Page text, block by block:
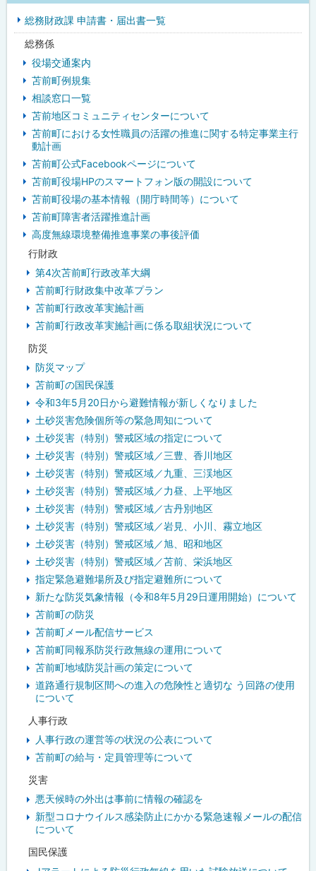
ド 総務財政課 申請書・届出書一覧
総務係
役場交通案内
苫前町例規集
相談窓口一覧
苫前地区コミュニティセンターについて
苫前町における女性職員の活躍の推進に関する特定事業主行
動計画
苫前町公式Facebookページについて
苫前町役場HPのスマートフォン版の開設について
苫前町役場の基本情報（開庁時間等）について
苫前町障害者活躍推進計画
高度無線環境整備推進事業の事後評価
行財政
第4次苫前町行政改革大綱
苫前町行財政集中改革プラン
苫前町行政改革実施計画
苫前町行政改革実施計画に係る取組状況について
防災
防災マップ
苫前町の国民保護
令和3年5月20日から避難情報が新しくなりました
土砂災害危険個所等の緊急周知について
土砂災害（特別）警戒区域の指定について
土砂災害（特別）警戒区域／三豊、香川地区
土砂災害（特別）警戒区域／九重、三渓地区
土砂災害（特別）警戒区域／力昼、上平地区
土砂災害（特別）警戒区域／古丹別地区
土砂災害（特別）警戒区域／岩見、小川、霧立地区
土砂災害（特別）警戒区域／旭、昭和地区
土砂災害（特別）警戒区域／苫前、栄浜地区
指定緊急避難場所及び指定避難所について
新たな防災気象情報（令和8年5月29日運用開始）について
苫前町の防災
苫前町メール配信サービス
苫前町同報系防災行政無線の運用について
苫前町地域防災計画の策定について
道路通行規制区間への進入の危険性と適切な う回路の使用
について
人事行政
人事行政の運営等の状況の公表について
苫前町の給与・定員管理等について
災害
悪天候時の外出は事前に情報の確認を
新型コロナウイルス感染防止にかかる緊急速報メールの配信
について
国民保護